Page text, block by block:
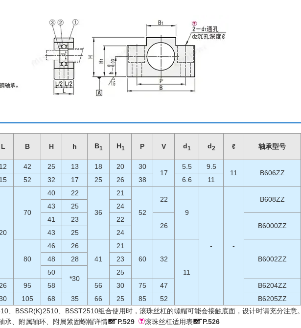
L B H h B1 H1 P V d1 d2 ℓ 轴承型号
12 42 25 13 18 20
30
17
5.5
9.5
11
B606ZZ
15 52 32 17 25 26 38 6.6
11
20
70
40 22
36
21
52
22
9
- -
B608ZZ
43 25
24
41 23
22
26
B6000ZZ
43 25
24
80
46
26
41
21
60
32
11
B6002ZZ
48 28
23
50
*30
25
26 95 58 56 30 75 47 B6204ZZ
105 68 35 66 25 85 52 B6205ZZ
、BSSR(K)2510、BSST2510组合使用时，滚珠丝杠的螺帽可能会接触底面，设计时请充分注意。
承、附属轴环、附属紧固螺帽详情
P.529 滚珠丝杠适用表
P.526